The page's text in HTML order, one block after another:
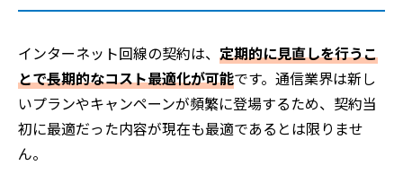
インターネット回線の契約は、 定期的に見直しを行うこ
とで長期的なコスト最適化が可能です。通信業界は新し
いプランやキャンペーンが頻繁に登場するため、契約当
初に最適だった内容が現在も最適であるとは限りませ
ん。